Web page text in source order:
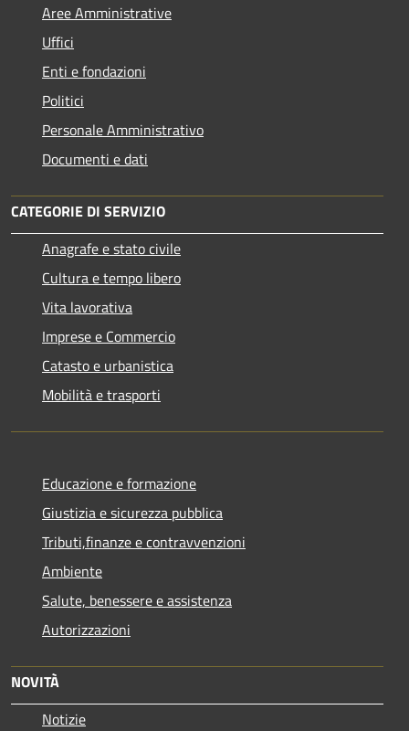
Aree Amministrative
Uffici
Enti e fondazioni
Politici
Personale Amministrativo
Documenti e dati
CATEGORIE DI SERVIZIO
Anagrafe e stato civile
Cultura e tempo libero
Vita lavorativa
Imprese e Commercio
Catasto e urbanistica
Mobilità e trasporti
Educazione e formazione
Giustizia e sicurezza pubblica
Tributi,finanze e contravvenzioni
Ambiente
Salute, benessere e assistenza
Autorizzazioni
NOVITÀ
Notizie